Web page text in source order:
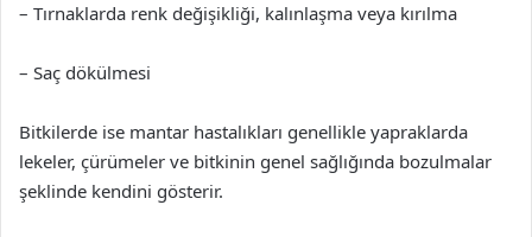
– Tırnaklarda renk değişikliği, kalınlaşma veya kırılma
– Saç dökülmesi
Bitkilerde ise mantar hastalıkları genellikle yapraklarda
lekeler, çürümeler ve bitkinin genel sağlığında bozulmalar
şeklinde kendini gösterir.